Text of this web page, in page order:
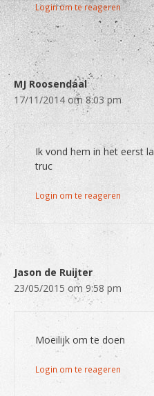
Login om te reageren
MJ Roosendaal
17/11/2014 om 8:03 pm
Ik vond hem in het eerst
truc
Login om te reageren
Jason de Ruijter
23/05/2015 om 9:58 pm
Moeilijk om te doen
Login om te reageren